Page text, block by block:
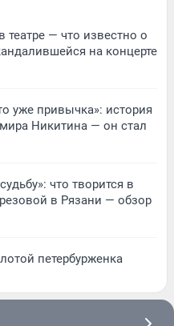
театре — что известно о
на концерте
уже привычка»: история
Никитина — он стал
что творится в
в Рязани — обзор
петербурженка